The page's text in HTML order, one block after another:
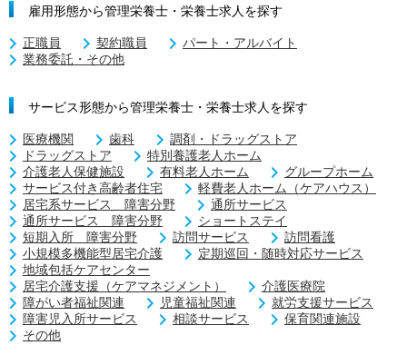
雇用形態から管理栄養士・栄養士求人を探す
正職員 契約職員
パート・アルバイト
業務委託・その他
サービス形態から管理栄養士・栄養士求人を探す
医療機関 歯科
調剤・ドラッグストア
ドラッグストア
特別養護老人ホーム
介護老人保健施設
有料老人ホーム
グループホーム
サービス付き高齢者住宅
軽費老人ホーム（ケアハウス）
居宅系サービス 障害分野
通所サービス
通所サービス 障害分野
ショートステイ
短期入所 障害分野
訪問サービス
訪問看護
小規模多機能型居宅介護
定期巡回・随時対応サービス
地域包括ケアセンター
居宅介護支援（ケアマネジメント）
介護医療院
障がい者福祉関連
児童福祉関連
就労支援サービス
障害児入所サービス
相談サービス
保育関連施設
その他